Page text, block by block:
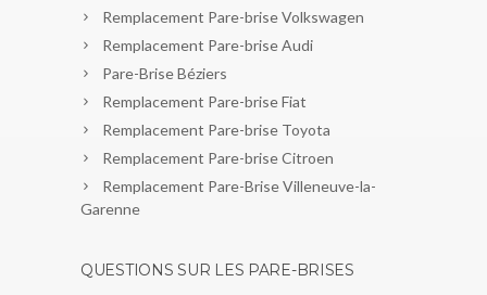
Remplacement Pare-brise Volkswagen
Remplacement Pare-brise Audi
Pare-Brise Béziers
Remplacement Pare-brise Fiat
Remplacement Pare-brise Toyota
Remplacement Pare-brise Citroen
Remplacement Pare-Brise Villeneuve-la-
Garenne
QUESTIONS SUR LES PARE-BRISES